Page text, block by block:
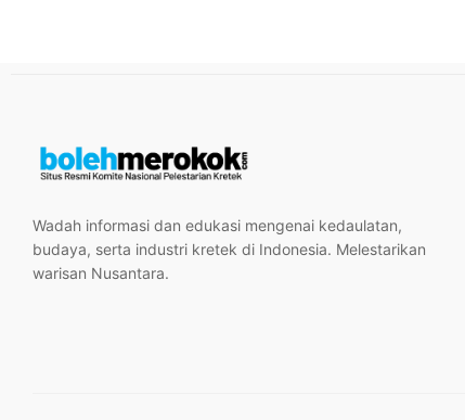
Wadah informasi dan edukasi mengenai kedaulatan,
budaya, serta industri kretek di Indonesia. Melestarikan
warisan Nusantara.